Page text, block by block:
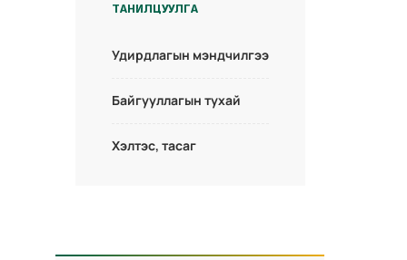
ТАНИЛЦУУЛГА
Удирдлагын мэндчилгээ
Байгууллагын тухай
Хэлтэс, тасаг